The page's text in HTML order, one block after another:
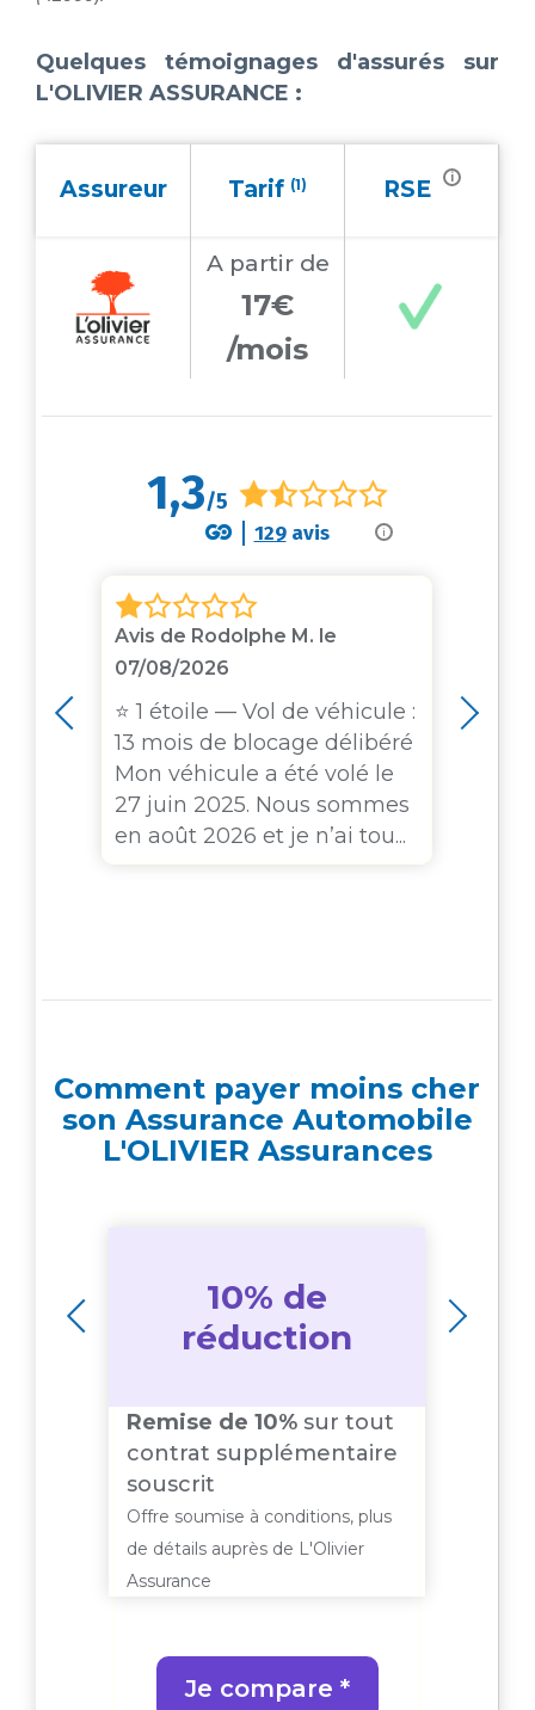
Quelques témoignages d'assurés sur
L'OLIVIER ASSURANCE :
Assureur Tarif (1) RSE i
A partir de
17€
/mois
i
1,3/5
129avis
Avis de Rodolphe M. le
07/08/2026
⭐ 1 étoile — Vol de véhicule :
13 mois de blocage délibéré
Mon véhicule a été volé le
27 juin 2025. Nous sommes
en août 2026 et je n’ai tou...
Comment payer moins cher
son Assurance Automobile
L'OLIVIER Assurances
10% de
réduction
Remise de 10% sur tout
contrat supplémentaire
souscrit
Offre soumise à conditions, plus
de détails auprès de L'Olivier
Assurance
Je compare *